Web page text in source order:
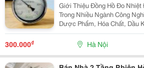
Giới Thiệu Đồng Hồ Đo Nhiệt Độ Là Thiết Bị Quan Trọng
Trong Nhiều Ngành Công
Dược Phẩm, Hóa Chất, Dầu
Nước. Tuy Nhiên, Không
Độ Chân Sau Nào Cũng
300.000₫ Hà Nội